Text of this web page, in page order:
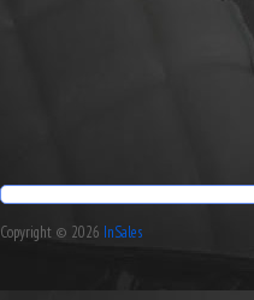
Copyright © 2026 InSales